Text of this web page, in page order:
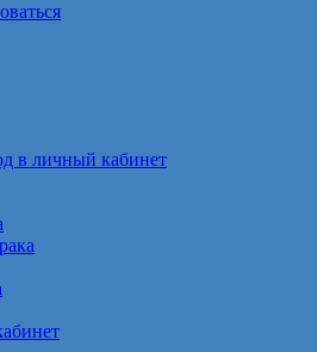
в личный кабинет